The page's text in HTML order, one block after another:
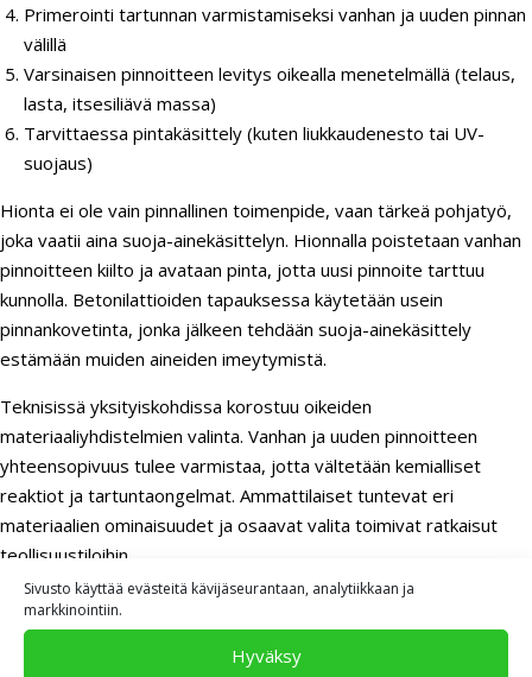
Sivusto käyttää evästeitä kävijäseurantaan, analytiikkaan ja
markkinointiin.
Hyväksy
Primerointi tartunnan varmistamiseksi vanhan ja uuden pinnan
välillä
Varsinaisen pinnoitteen levitys oikealla menetelmällä (telaus,
lasta, itsesiliävä massa)
Tarvittaessa pintakäsittely (kuten liukkaudenesto tai UV-
suojaus)
Hionta ei ole vain pinnallinen toimenpide, vaan tärkeä pohjatyö,
joka vaatii aina suoja-ainekäsittelyn. Hionnalla poistetaan vanhan
pinnoitteen kiilto ja avataan pinta, jotta uusi pinnoite tarttuu
kunnolla. Betonilattioiden tapauksessa käytetään usein
pinnankovetinta, jonka jälkeen tehdään suoja-ainekäsittely
estämään muiden aineiden imeytymistä.
Teknisissä yksityiskohdissa korostuu oikeiden
materiaaliyhdistelmien valinta. Vanhan ja uuden pinnoitteen
yhteensopivuus tulee varmistaa, jotta vältetään kemialliset
reaktiot ja tartuntaongelmat. Ammattilaiset tuntevat eri
materiaalien ominaisuudet ja osaavat valita toimivat ratkaisut
teollisuustiloihin.
Mitä hyötyjä saavutetaan asentamalla
uusi pinnoite vanhan päälle?